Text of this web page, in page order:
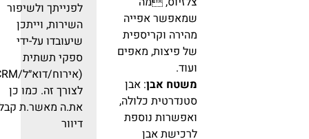
שמאפשר אפייה
מהירה וקריספית
של פיצות, מאפים
ועוד.
משטח אבן: אבן
סטנדרטית כלולה,
ואפשרות נוספת
לרכישת אבן
לפנייתך ולשיפור
השירות, וייתכן
שיעובדו על-ידי
ספקי תשתית
(אירוח/דוא״ל/CRM)
לצורך זה. כמו כן
את.ה מאשר.ת קבלת
דיוור